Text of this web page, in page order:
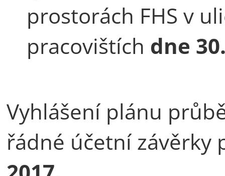
prostorách FHS v
pracovištích dne
Vyhlášení plánu
řádné účetní závěrky